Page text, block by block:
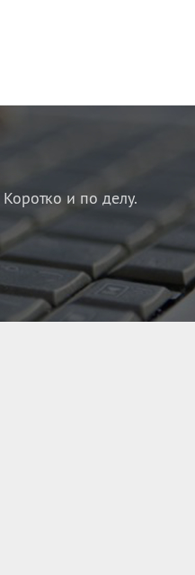
Коротко и по делу.